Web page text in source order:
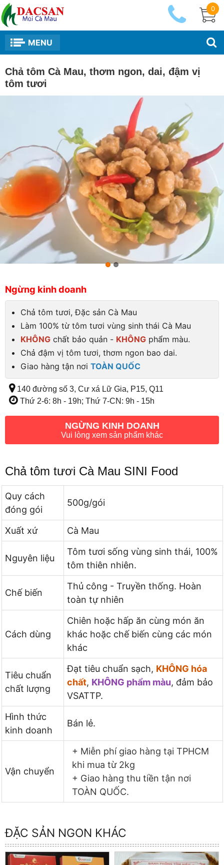
0
MENU
Chả tôm Cà Mau, thơm ngon, dai, đậm vị
tôm tươi
Ngừng kinh doanh
Chả tôm tươi, Đặc sản Cà Mau
Làm 100% từ tôm tươi vùng sinh thái Cà Mau
KHÔNG chất bảo quản - KHÔNG phẩm màu.
Chả đậm vị tôm tươi, thơm ngon bao dai.
Giao hàng tận nơi TOÀN QUỐC
140 đường số 3, Cư xá Lữ Gia, P15, Q11
Thứ 2-6: 8h - 19h; Thứ 7-CN: 9h - 15h
NGỪNG KINH DOANH
Vui lòng xem sản phẩm khác
Chả tôm tươi Cà Mau SINI Food
Quy cách
đóng gói
500g/gói
Xuất xứ Cà Mau
Nguyên liệu
Tôm tươi sống vùng sinh thái, 100%
tôm thiên nhiên.
Chế biến
Thủ công - Truyền thống. Hoàn
toàn tự nhiên
Cách dùng
Chiên hoặc hấp ăn cùng món ăn
khác hoặc chế biến cùng các món
khác
Tiêu chuẩn
chất lượng
Đạt tiêu chuẩn sạch, KHÔNG hóa
chất, KHÔNG phẩm màu, đảm bảo
VSATTP.
Hình thức
kinh doanh
Bán lẻ.
Vận chuyển
+ Miễn phí giao hàng tại TPHCM
khi mua từ 2kg
+ Giao hàng thu tiền tận nơi
TOÀN QUỐC.
ĐẶC SẢN NGON KHÁC